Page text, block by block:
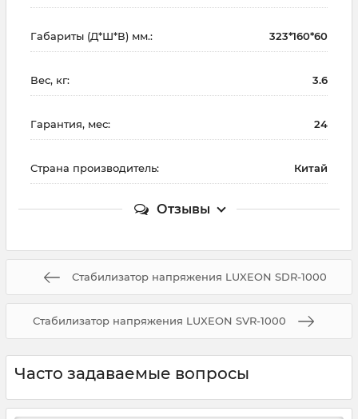
Габариты (Д*Ш*В) мм.: 323*160*60
Вес, кг: 3.6
Гарантия, мес: 24
Страна производитель: Китай
Отзывы
Стабилизатор напряжения LUXEON SDR-1000
Стабилизатор напряжения LUXEON SVR-1000
Часто задаваемые вопросы